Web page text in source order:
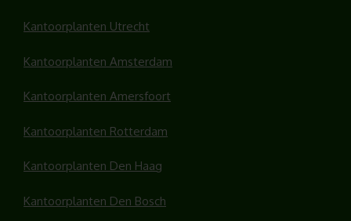
Kantoorplanten Utrecht
Kantoorplanten Amsterdam
Kantoorplanten Amersfoort
Kantoorplanten Rotterdam
Kantoorplanten Den Haag
Kantoorplanten Den Bosch